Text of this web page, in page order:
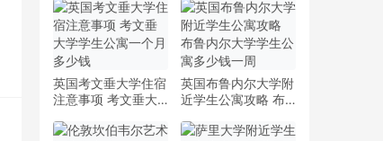
住宿费用
英国考文垂大学住宿
注意事项 考文垂大
少钱
英国布鲁内尔大学附
近学生公寓攻略 布
多少钱一周